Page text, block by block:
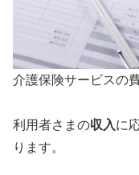
介護保険サービスの
利用者さまの収入に
ります。